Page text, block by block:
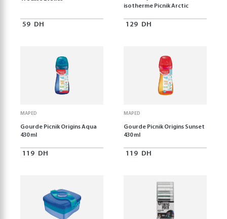
59 DH
isotherme Picnik Arctic
129 DH
MAPED
Gourde Picnik Origins Aqua
430 ml
119 DH
MAPED
Gourde Picnik Origins Sunset
430 ml
119 DH